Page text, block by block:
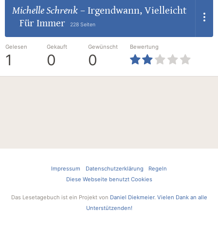
Michelle Schrenk– Irgendwann, Vielleicht
Für Immer
228 Seiten
Gelesen
1
Gekauft
0
Gewünscht
0
Bewertung
Impressum Datenschutzerklärung
Regeln
Diese Webseite benutzt Cookies
Das Lesetagebuch ist ein Projekt von Daniel Diekmeier. Vielen Dank an alle
Unterstützenden!